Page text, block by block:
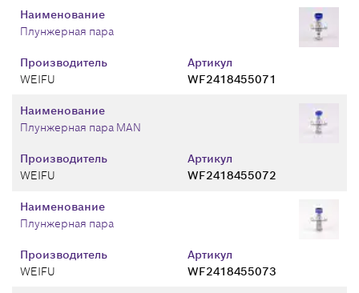
Производитель
WEIFU
Артикул
WF2418455071
Наименование
Плунжерная пара
Производитель
WEIFU
Артикул
WF2418455072
Наименование
Плунжерная пара MAN
Производитель
WEIFU
Артикул
WF2418455073
Наименование
Плунжерная пара